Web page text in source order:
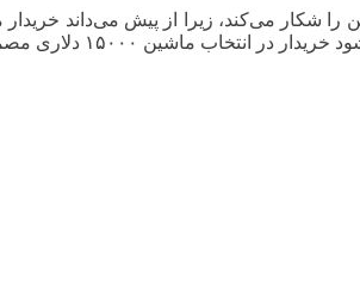
ماشین ۱۵۰۰۰ دلاری مصمم‌تر شود.